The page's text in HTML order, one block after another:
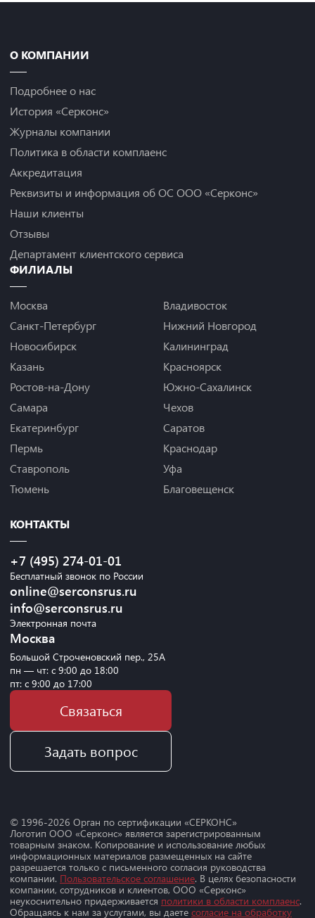
О КОМПАНИИ
Подробнее о нас
История «Серконс»
Журналы компании
Политика в области комплаенс
Аккредитация
Реквизиты и информация об ОС ООО «Серконс»
Наши клиенты
Отзывы
Департамент клиентского сервиса
ФИЛИАЛЫ
Москва
Санкт-Петербург
Новосибирск
Казань
Ростов-на-Дону
Самара
Екатеринбург
Пермь
Ставрополь
Тюмень
Владивосток
Нижний Новгород
Калининград
Красноярск
Южно-Сахалинск
Чехов
Саратов
Краснодар
Уфа
Благовещенск
КОНТАКТЫ
+7 (495) 274-01-01
Бесплатный звонок по России
online@serconsrus.ru
info@serconsrus.ru
Электронная почта
Москва
Большой Строченовский пер., 25А
пн — чт: с 9:00 до 18:00
пт: с 9:00 до 17:00
Связаться
Задать вопрос
© 1996-2026 Орган по сертификации «СЕРКОНС»
Логотип ООО «Серконс» является зарегистрированным
товарным знаком. Копирование и использование любых
информационных материалов размещенных на сайте
разрешается только с письменного согласия руководства
компании. Пользовательское соглашение. В целях безопасности
компании, сотрудников и клиентов, ООО «Серконс»
неукоснительно придерживается политики в области комплаенс.
Обращаясь к нам за услугами, вы даете согласие на обработку